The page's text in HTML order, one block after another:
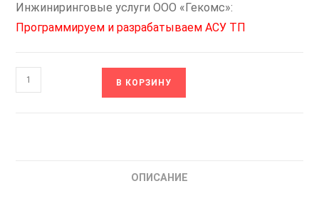
Инжиниринговые услуги ООО «Гекомс»:
Программируем и разрабатываем АСУ ТП
Количество
товара
В КОРЗИНУ
ОПИСАНИЕ